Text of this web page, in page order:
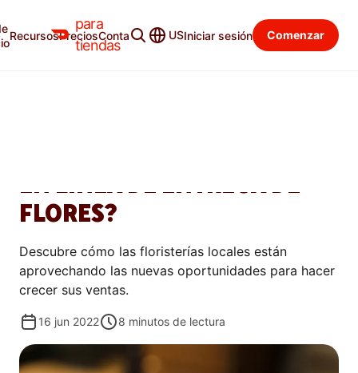
para
tiendas
RecursosPreciosContacto USIniciar sesión Comenzar
Blog para tiendas Categorías
EN LÍNEA DE ENTREGA DE
FLORES?
Descubre cómo las floristerías locales están
aprovechando las nuevas oportunidades para hacer
crecer sus ventas.
16 jun 2022 8 minutos de lectura